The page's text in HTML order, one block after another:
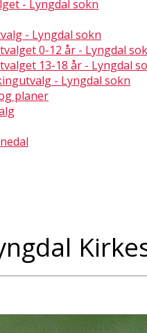
- Lyngdal sokn
- Lyngdal sokn
0-12 år - Lyngdal
13-18 år - Lyngdal
- Lyngdal sokn
planer